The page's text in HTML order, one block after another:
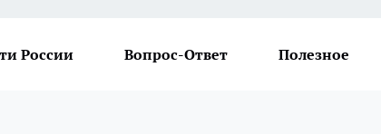
России Вопрос-Ответ Полезное